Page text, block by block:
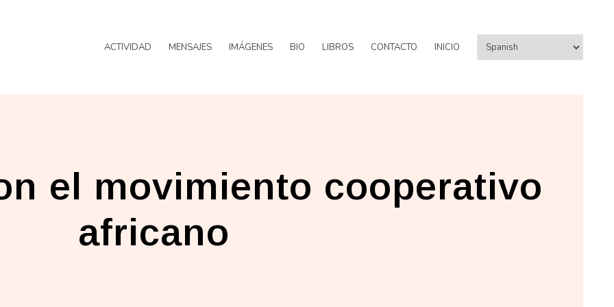
ACTIVIDAD MENSAJES IMÁGENES BIO LIBROS CONTACTO INICIO
el movimiento cooperativo
africano